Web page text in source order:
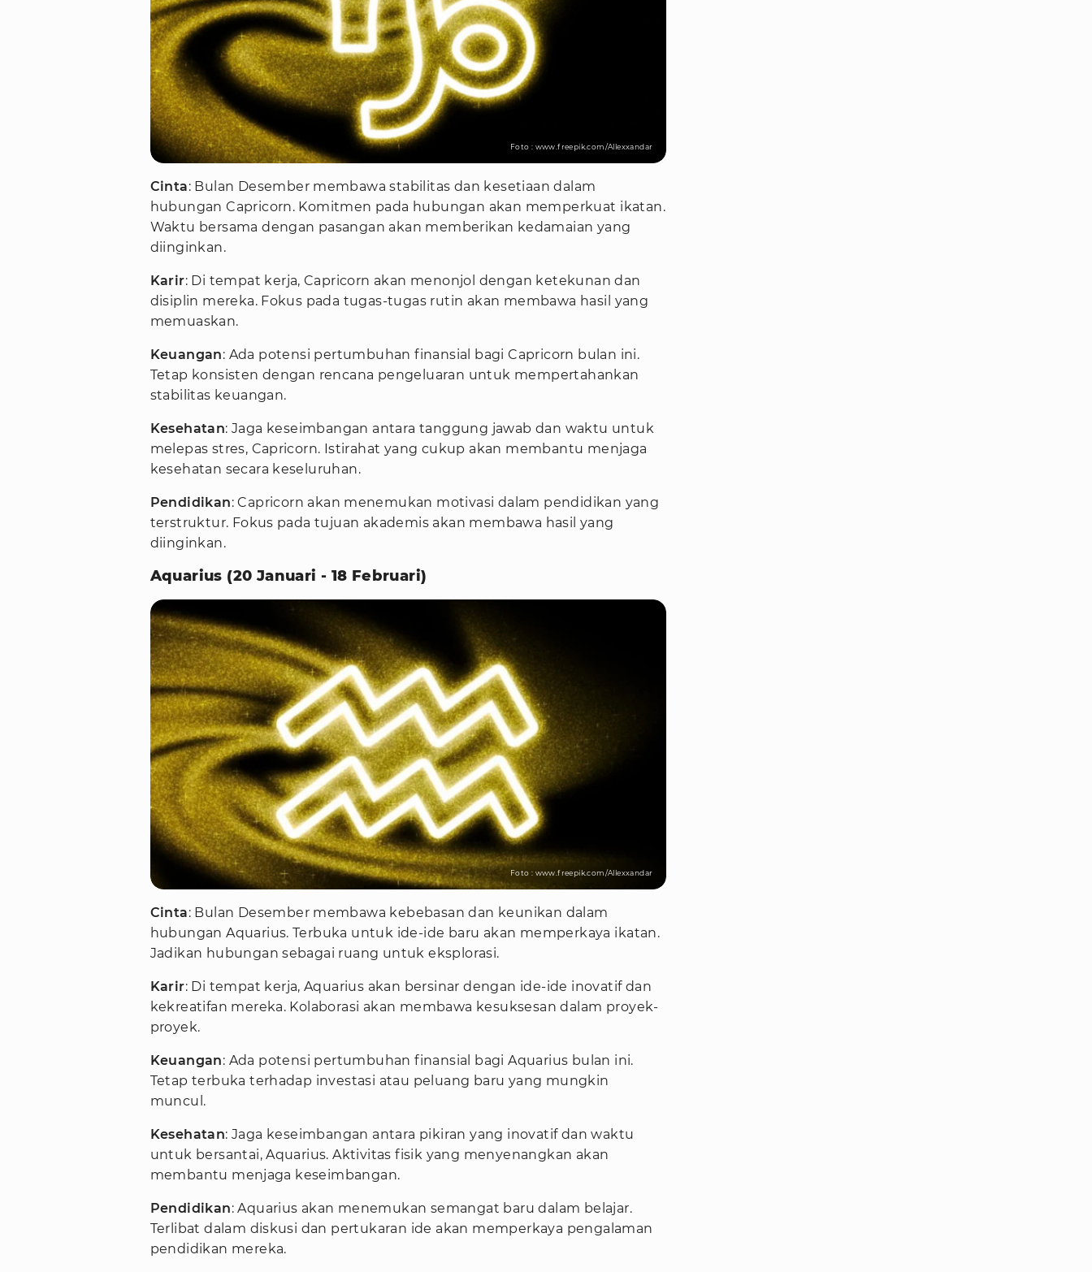
Foto : www.freepik.com/Allexxandar
Cinta: Bulan Desember membawa stabilitas dan kesetiaan dalam
hubungan Capricorn. Komitmen pada hubungan akan memperkuat ikatan.
Waktu bersama dengan pasangan akan memberikan kedamaian yang
diinginkan.
Karir: Di tempat kerja, Capricorn akan menonjol dengan ketekunan dan
disiplin mereka. Fokus pada tugas-tugas rutin akan membawa hasil yang
memuaskan.
Keuangan: Ada potensi pertumbuhan finansial bagi Capricorn bulan ini.
Tetap konsisten dengan rencana pengeluaran untuk mempertahankan
stabilitas keuangan.
Kesehatan: Jaga keseimbangan antara tanggung jawab dan waktu untuk
melepas stres, Capricorn. Istirahat yang cukup akan membantu menjaga
kesehatan secara keseluruhan.
Pendidikan: Capricorn akan menemukan motivasi dalam pendidikan yang
terstruktur. Fokus pada tujuan akademis akan membawa hasil yang
diinginkan.
Aquarius (20 Januari - 18 Februari)
Foto : www.freepik.com/Allexxandar
Cinta: Bulan Desember membawa kebebasan dan keunikan dalam
hubungan Aquarius. Terbuka untuk ide-ide baru akan memperkaya ikatan.
Jadikan hubungan sebagai ruang untuk eksplorasi.
Karir: Di tempat kerja, Aquarius akan bersinar dengan ide-ide inovatif dan
kekreatifan mereka. Kolaborasi akan membawa kesuksesan dalam proyek-
proyek.
Keuangan: Ada potensi pertumbuhan finansial bagi Aquarius bulan ini.
Tetap terbuka terhadap investasi atau peluang baru yang mungkin
muncul.
Kesehatan: Jaga keseimbangan antara pikiran yang inovatif dan waktu
untuk bersantai, Aquarius. Aktivitas fisik yang menyenangkan akan
membantu menjaga keseimbangan.
Pendidikan: Aquarius akan menemukan semangat baru dalam belajar.
Terlibat dalam diskusi dan pertukaran ide akan memperkaya pengalaman
pendidikan mereka.